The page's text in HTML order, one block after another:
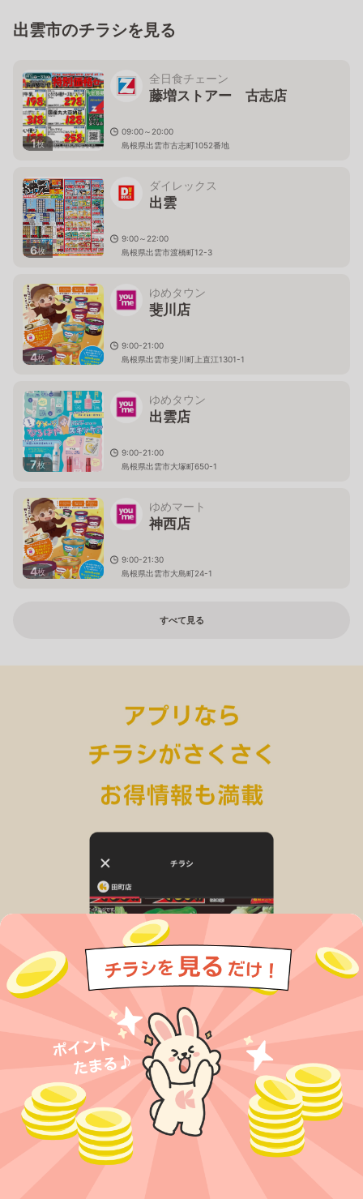
出雲市のチラシを見る
1枚
全日食チェーン
藤増ストアー 古志店
09:00～20:00
島根県出雲市古志町1052番地
6枚
ダイレックス
出雲
9:00～22:00
島根県出雲市渡橋町12-3
4枚
ゆめタウン
斐川店
9:00-21:00
島根県出雲市斐川町上直江1301-1
7枚
ゆめタウン
出雲店
9:00-21:00
島根県出雲市大塚町650-1
4枚
ゆめマート
神西店
9:00-21:30
島根県出雲市大島町24-1
すべて見る